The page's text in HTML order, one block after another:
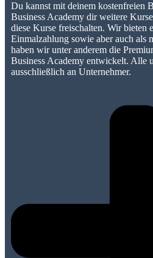
Du kannst mit deinem kostenfreien
Business Academy dir weitere
diese Kurse freischalten. Wir bieten
Einmalzahlung sowie aber auch als
haben wir unter anderem die
Business Academy entwickelt. Alle
ausschließlich an Unternehmer.